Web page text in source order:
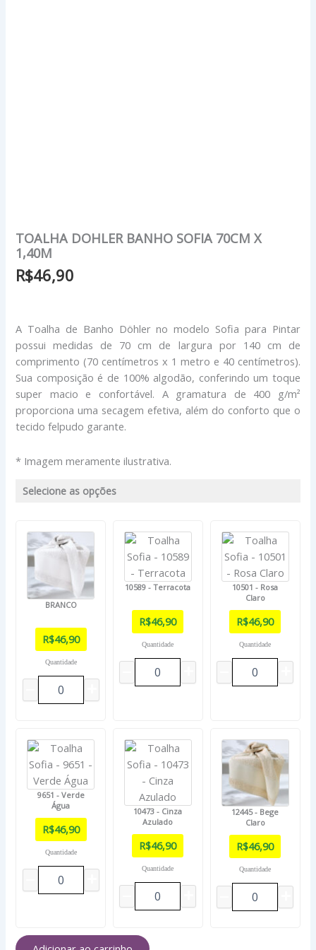
TOALHA DOHLER BANHO SOFIA 70CM X
1,40M
R$46,90
A Toalha de Banho Döhler no modelo Sofia para Pintar
possui medidas de 70 cm de largura por 140 cm de
comprimento (70 centímetros x 1 metro e 40 centímetros).
Sua composição é de 100% algodão, conferindo um toque
super macio e confortável. A gramatura de 400 g/m²
proporciona uma secagem efetiva, além do conforto que o
tecido felpudo garante.
* Imagem meramente ilustrativa.
Selecione as opções
BRANCO
R$46,90
Quantidade
10589 - Terracota
R$46,90
Quantidade
10501 - Rosa
Claro
R$46,90
Quantidade
9651 - Verde
Água
R$46,90
Quantidade
10473 - Cinza
Azulado
R$46,90
Quantidade
12445 - Bege
Claro
R$46,90
Quantidade